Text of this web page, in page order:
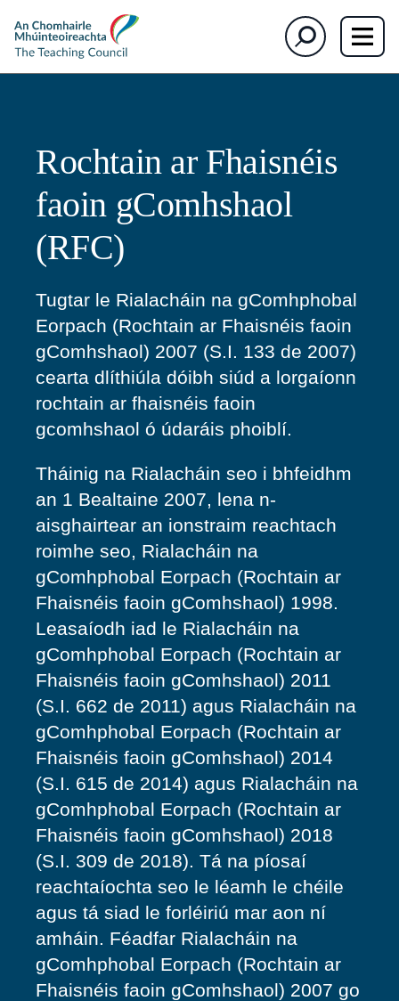
The
Teaching
Council
Cuardaigh
Rochtain ar Fhaisnéis
faoin gComhshaol
(RFC)
Tugtar le Rialacháin na gComhphobal
Eorpach (Rochtain ar Fhaisnéis faoin
gComhshaol) 2007 (S.I. 133 de 2007)
cearta dlíthiúla dóibh siúd a lorgaíonn
rochtain ar fhaisnéis faoin
gcomhshaol ó údaráis phoiblí.
Tháinig na Rialacháin seo i bhfeidhm
an 1 Bealtaine 2007, lena n-
aisghairtear an ionstraim reachtach
roimhe seo, Rialacháin na
gComhphobal Eorpach (Rochtain ar
Fhaisnéis faoin gComhshaol) 1998.
Leasaíodh iad le Rialacháin na
gComhphobal Eorpach (Rochtain ar
Fhaisnéis faoin gComhshaol) 2011
(S.I. 662 de 2011) agus Rialacháin na
gComhphobal Eorpach (Rochtain ar
Fhaisnéis faoin gComhshaol) 2014
(S.I. 615 de 2014) agus Rialacháin na
gComhphobal Eorpach (Rochtain ar
Fhaisnéis faoin gComhshaol) 2018
(S.I. 309 de 2018). Tá na píosaí
reachtaíochta seo le léamh le chéile
agus tá siad le forléiriú mar aon ní
amháin. Féadfar Rialacháin na
gComhphobal Eorpach (Rochtain ar
Fhaisnéis faoin gComhshaol) 2007 go